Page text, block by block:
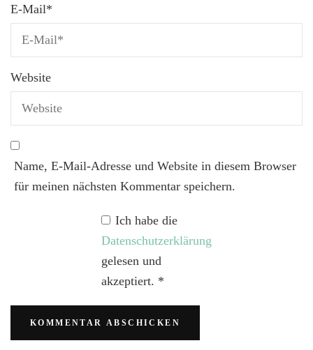
E-Mail*
Website
Name, E-Mail-Adresse und Website in diesem Browser
für meinen nächsten Kommentar speichern.
Ich habe die
Datenschutzerklärung
gelesen und
akzeptiert. *